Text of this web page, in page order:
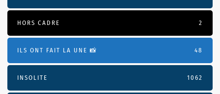
HORS CADRE 2
ILS ONT FAIT LA UNE 📸 48
INSOLITE 1062